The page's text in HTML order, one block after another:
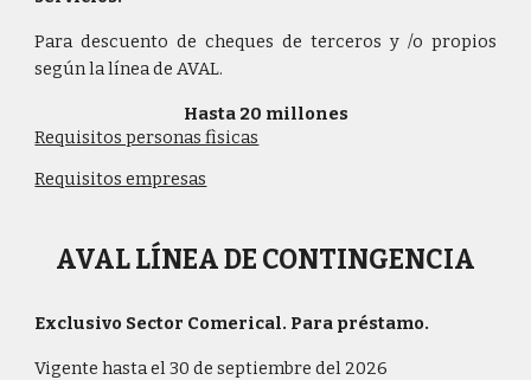
Para descuento de cheques de terceros y /o propios
según la línea de AVAL.
Hasta 20 millones
Requisitos personas fìsicas
Requisitos empresas
AVALLÍNEA DE CONTINGENCIA
Exclusivo Sector Comerical. Para préstamo.
Vigente hasta el 30 de septiembre del 2026